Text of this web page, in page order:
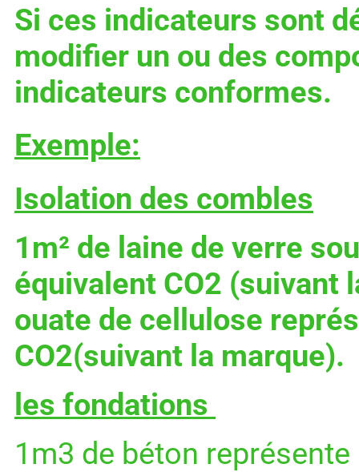
Si ces indicateurs sont
modifier un ou des
indicateurs conformes.
Exemple:
Isolation des combles
1m² de laine de verre
équivalent CO2 (suivant
ouate de cellulose
CO2(suivant la marque).
les fondations
1m3 de béton